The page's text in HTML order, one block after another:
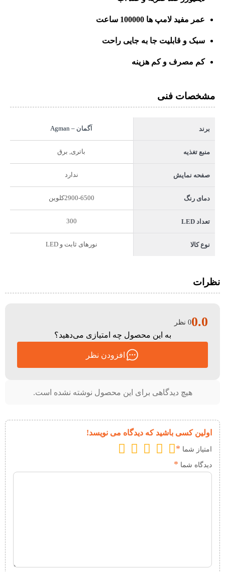
عمر مفید لامپ ها 100000 ساعت
سبک و قابلیت جا به جایی راحت
کم مصرف و کم هزینه
مشخصات فنی
برند آگمان – Agman
منبع تغذیه باتری, برق
صفحه نمایش ندارد
دمای رنگ 2900-6500کلوین
تعداد LED 300
نوع کالا نورهای ثابت و LED
نظرات
هیچ دیدگاهی برای این محصول نوشته نشده است.
اولین کسی باشید که دیدگاه می نویسد!
امتیاز شما *
دیدگاه شما *
0.00 نظر
به این محصول چه امتیازی می‌دهید؟
افزودن نظر